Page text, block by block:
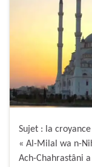
Sujet : la
« Al-Milal wa n-
Ach-Chahrastâni